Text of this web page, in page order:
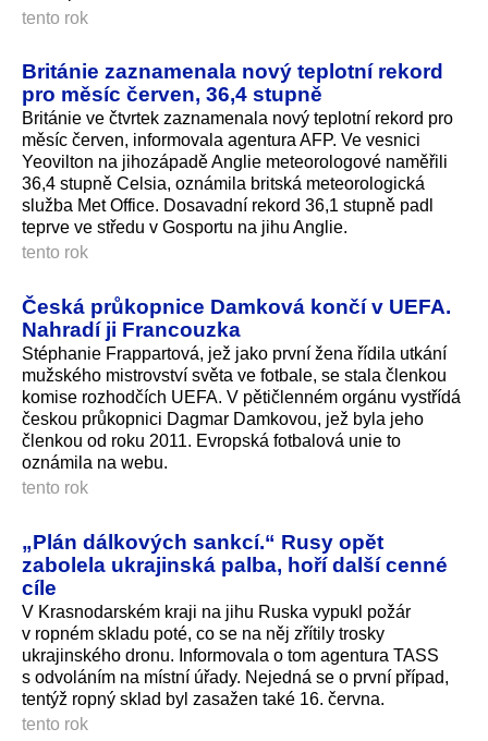
tento rok
Británie zaznamenala nový teplotní rekord
pro měsíc červen, 36,4 stupně
Británie ve čtvrtek zaznamenala nový teplotní rekord pro
měsíc červen, informovala agentura AFP. Ve vesnici
Yeovilton na jihozápadě Anglie meteorologové naměřili
36,4 stupně Celsia, oznámila britská meteorologická
služba Met Office. Dosavadní rekord 36,1 stupně padl
teprve ve středu v Gosportu na jihu Anglie.
tento rok
Česká průkopnice Damková končí v UEFA.
Nahradí ji Francouzka
Stéphanie Frappartová, jež jako první žena řídila utkání
mužského mistrovství světa ve fotbale, se stala členkou
komise rozhodčích UEFA. V pětičlenném orgánu vystřídá
českou průkopnici Dagmar Damkovou, jež byla jeho
členkou od roku 2011. Evropská fotbalová unie to
oznámila na webu.
tento rok
„Plán dálkových sankcí.“ Rusy opět
zabolela ukrajinská palba, hoří další cenné
cíle
V Krasnodarském kraji na jihu Ruska vypukl požár
v ropném skladu poté, co se na něj zřítily trosky
ukrajinského dronu. Informovala o tom agentura TASS
s odvoláním na místní úřady. Nejedná se o první případ,
tentýž ropný sklad byl zasažen také 16. června.
tento rok